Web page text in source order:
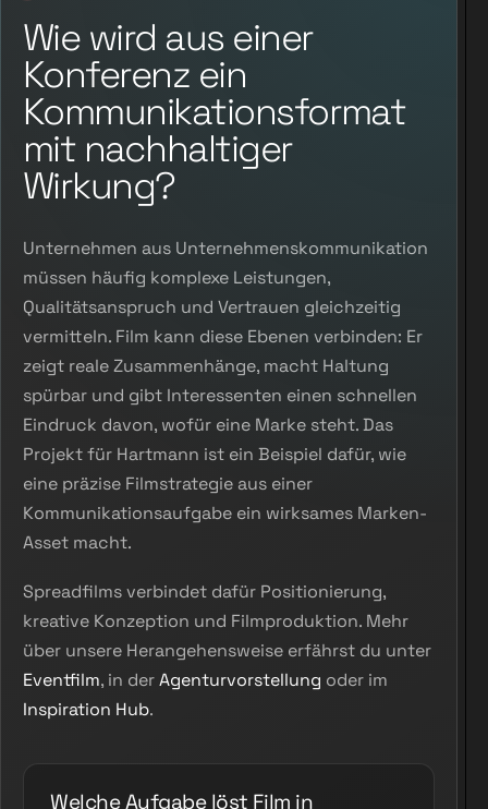
Wie wird aus einer
Konferenz ein
Kommunikationsformat
mit nachhaltiger
Wirkung?
Unternehmen aus Unternehmenskommunikation
müssen häufig komplexe Leistungen,
Qualitätsanspruch und Vertrauen gleichzeitig
vermitteln. Film kann diese Ebenen verbinden: Er
zeigt reale Zusammenhänge, macht Haltung
spürbar und gibt Interessenten einen schnellen
Eindruck davon, wofür eine Marke steht. Das
Projekt für Hartmann ist ein Beispiel dafür, wie
eine präzise Filmstrategie aus einer
Kommunikationsaufgabe ein wirksames Marken-
Asset macht.
Spreadfilms verbindet dafür Positionierung,
kreative Konzeption und Filmproduktion. Mehr
über unsere Herangehensweise erfährst du unter
Eventfilm, in derAgenturvorstellung oder im
Inspiration Hub.
Welche Aufgabe löst Film in